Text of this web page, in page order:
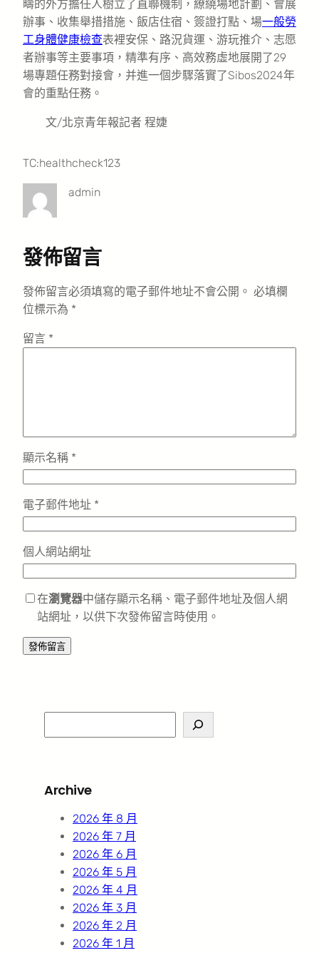
疇的外方擔任人樹立了直聯機制，繚繞場地計劃、會展
辦事、收集舉措措施、飯店住宿、簽證打點、場一般勞
工身體健康檢查表裡安保、路況貨運、游玩推介、志愿
者辦事等主要事項，精準有序、高效務虛地展開了29
場專題任務對接會，并進一個步驟落實了Sibos2024年
會的重點任務。
文/北京青年報記者 程婕
TC:healthcheck123
admin
發佈留言
發佈留言必須填寫的電子郵件地址不會公開。 必填欄
位標示為 *
留言 *
顯示名稱 *
電子郵件地址 *
個人網站網址
在瀏覽器中儲存顯示名稱、電子郵件地址及個人網
站網址，以供下次發佈留言時使用。
e
c
Archive
2026 年 8 月
2026 年 7 月
2026 年 6 月
2026 年 5 月
2026 年 4 月
2026 年 3 月
2026 年 2 月
2026 年 1 月